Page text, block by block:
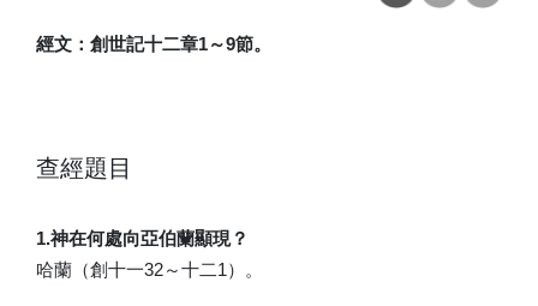
經文：創世記十二章1～9節。
查經題目
1.神在何處向亞伯蘭顯現？
哈蘭（創十一32～十二1）。